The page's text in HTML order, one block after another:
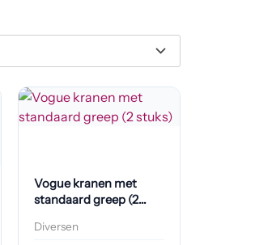
Vogue kranen met
standaard greep (2
Diversen